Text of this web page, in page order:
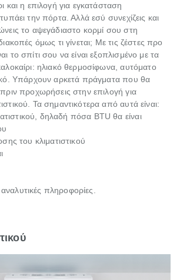
και η επιλογή για εγκατάσταση
την πόρτα. Αλλά εσύ συνεχίζεις και
το αψεγάδιαστο κορμί σου στη
όμως τι γίνεται; Με τις ζέστες προ
το σπίτι σου να είναι εξοπλισμένο με τα
ηλιακό θερμοσίφωνα, αυτόματο
Υπάρχουν αρκετά πράγματα που θα
προχωρήσεις στην επιλογή για
Τα σημαντικότερα από αυτά είναι:
δηλαδή πόσα BTU θα είναι
του κλιματιστικού
πληροφορίες.